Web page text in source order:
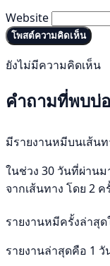
Website
โพสต์ความคิดเห็น
ยังไม่มีความคิดเห็น
คำถามที่พบบ่
มีรายงานหมีบนเส้น
ในช่วง 30 วันที่ผ่าน
จากเส้นทาง โดย 2
รายงานหมีครั้งล่าสุ
รายงานล่าสุดคือ 1